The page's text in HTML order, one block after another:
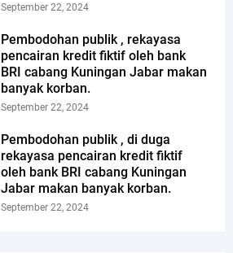
September 22, 2024
Pembodohan publik , rekayasa
pencairan kredit fiktif oleh bank
BRI cabang Kuningan Jabar makan
banyak korban.
September 22, 2024
Pembodohan publik , di duga
rekayasa pencairan kredit fiktif
oleh bank BRI cabang Kuningan
Jabar makan banyak korban.
September 22, 2024